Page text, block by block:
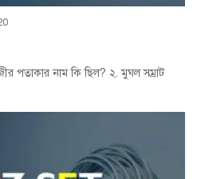
পতাকার নাম কি ছিল? ২. মুঘল সম্রাট